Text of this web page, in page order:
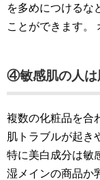
を多めにつけるな
ことができます。
④敏感肌の人は
複数の化粧品を合
肌トラブルが起き
特に美白成分は敏
湿メインの商品か